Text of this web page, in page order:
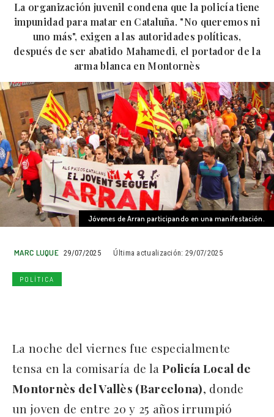
La organización juvenil condena que la policía tiene
impunidad para matar en Cataluña. "No queremos ni
uno más", exigen a las autoridades políticas,
después de ser abatido Mahamedi, el portador de la
arma blanca en Montornès
Jóvenes de Arran participando en una manifestación.
MARC LUQUE 29/07/2025 Última actualización: 29/07/2025
POLÍTICA
La noche del viernes fue especialmente
tensa en la comisaría de laPolicía Local de
Montornès del Vallès (Barcelona), donde
un joven de entre 20 y 25 años irrumpió